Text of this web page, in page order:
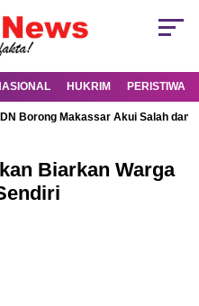
HUKRIM PERISTIWA
Borong Makassar Akui Salah dan
Biarkan Warga